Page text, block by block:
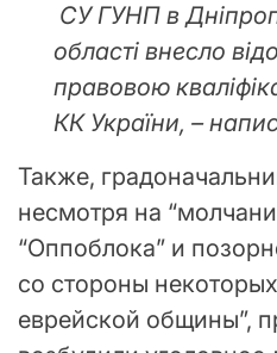
СУ ГУНП в
області внесло
правовою
КК України, –
Также,
несмотря на
“Оппоблока” и
со стороны
еврейской общины”,